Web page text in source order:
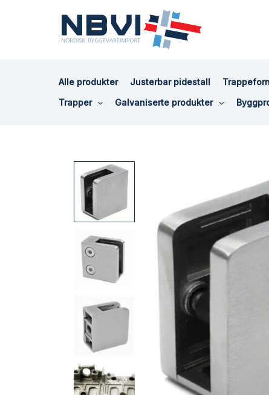
Alle produkter Justerbar pidestall
Trapper
Galvaniserte produkter